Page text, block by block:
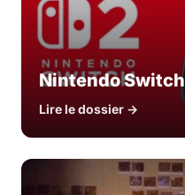
Nintendo
Lire le dossier →